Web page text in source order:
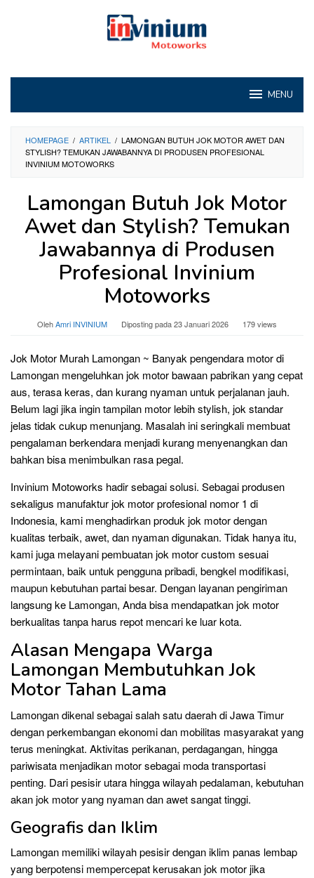
MENU
HOMEPAGE / ARTIKEL / LAMONGAN BUTUH JOK MOTOR AWET DAN
STYLISH? TEMUKAN JAWABANNYA DI PRODUSEN PROFESIONAL
INVINIUM MOTOWORKS
Lamongan Butuh Jok Motor
Awet dan Stylish? Temukan
Jawabannya di Produsen
Profesional Invinium
Motoworks
OlehAmri INVINIUM Diposting pada23 Januari 2026 179 views
Jok Motor Murah Lamongan ~ Banyak pengendara motor di
Lamongan mengeluhkan jok motor bawaan pabrikan yang cepat
aus, terasa keras, dan kurang nyaman untuk perjalanan jauh.
Belum lagi jika ingin tampilan motor lebih stylish, jok standar
jelas tidak cukup menunjang. Masalah ini seringkali membuat
pengalaman berkendara menjadi kurang menyenangkan dan
bahkan bisa menimbulkan rasa pegal.
Invinium Motoworks hadir sebagai solusi. Sebagai produsen
sekaligus manufaktur jok motor profesional nomor 1 di
Indonesia, kami menghadirkan produk jok motor dengan
kualitas terbaik, awet, dan nyaman digunakan. Tidak hanya itu,
kami juga melayani pembuatan jok motor custom sesuai
permintaan, baik untuk pengguna pribadi, bengkel modifikasi,
maupun kebutuhan partai besar. Dengan layanan pengiriman
langsung ke Lamongan, Anda bisa mendapatkan jok motor
berkualitas tanpa harus repot mencari ke luar kota.
Alasan Mengapa Warga
Lamongan Membutuhkan Jok
Motor Tahan Lama
Lamongan dikenal sebagai salah satu daerah di Jawa Timur
dengan perkembangan ekonomi dan mobilitas masyarakat yang
terus meningkat. Aktivitas perikanan, perdagangan, hingga
pariwisata menjadikan motor sebagai moda transportasi
penting. Dari pesisir utara hingga wilayah pedalaman, kebutuhan
akan jok motor yang nyaman dan awet sangat tinggi.
Geografis dan Iklim
Lamongan memiliki wilayah pesisir dengan iklim panas lembap
yang berpotensi mempercepat kerusakan jok motor jika